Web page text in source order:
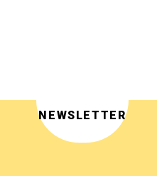
NEWSLETTER